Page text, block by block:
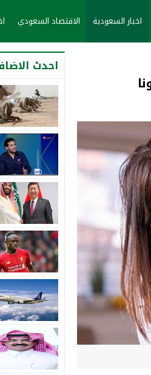
اخبار السعودية الاقتصاد السعودي
احدث